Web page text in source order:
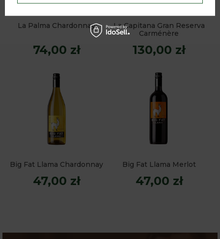
La Palma Chardonnay
74,00 zł
La Capitana Gran Reserva
Carménère
130,00 zł
Big Fat Llama Chardonnay
47,00 zł
Big Fat Llama Merlot
47,00 zł